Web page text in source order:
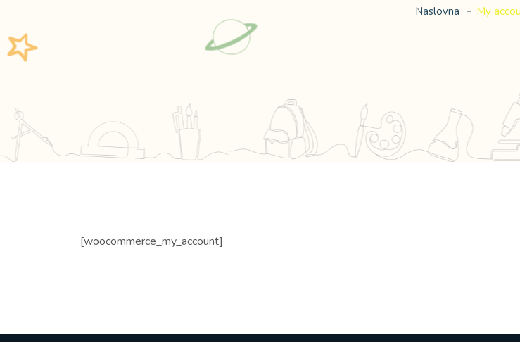
Naslovna My
[woocommerce_my_account]